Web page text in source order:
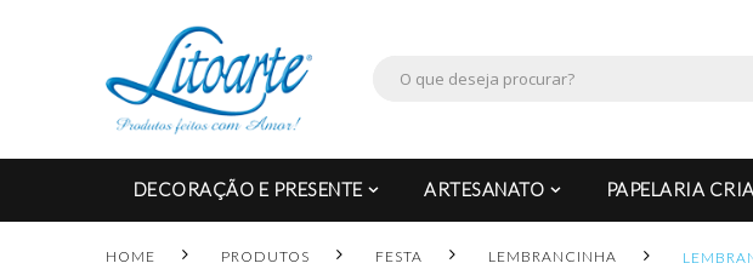
DECORAÇÃO E PRESENTE ARTESANATO PAPELARIA
HOME PRODUTOS FESTA LEMBRANCINHA